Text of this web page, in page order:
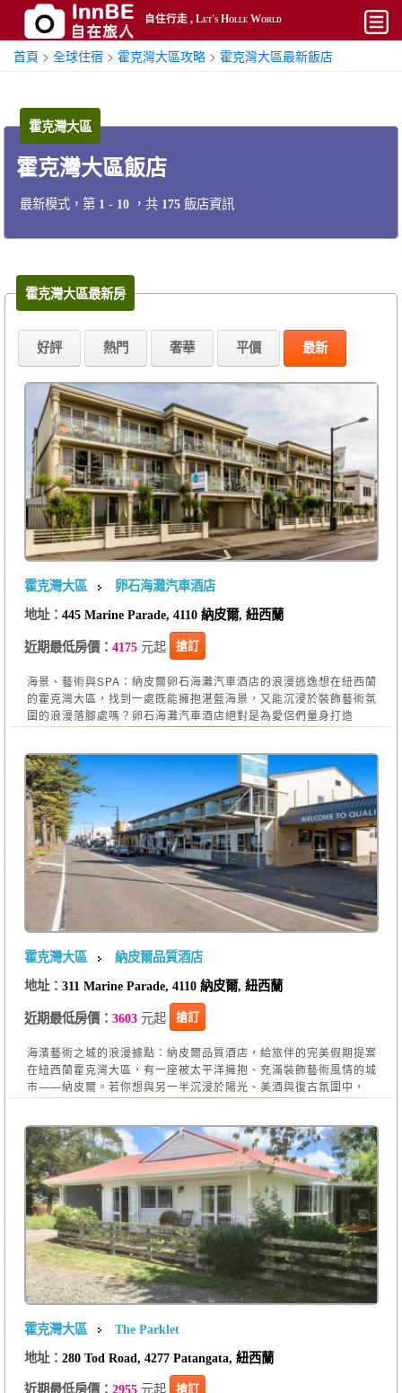
自住行走 , Let's Holle World
開始
熱門
奢華
帳號
首頁 > 全球住宿 > 霍克灣大區攻略 > 霍克灣大區最新飯店
霍克灣大區飯店
最新模式，第 1 - 10 ，共 175 飯店資訊
霍克灣大區
霍克灣大區最新房
好評 熱門 奢華 平價 最新
霍克灣大區
卵石海灘汽車酒店
地址： 445 Marine Parade, 4110 納皮爾, 紐西蘭
近期最低房價： 4175元起 搶訂
海景、藝術與SPA：納皮爾卵石海灘汽車酒店的浪漫逃逸想在紐西蘭
的霍克灣大區，找到一處既能擁抱湛藍海景，又能沉浸於裝飾藝術氛
圍的浪漫落腳處嗎？卵石海灘汽車酒店絕對是為愛侶們量身打造
霍克灣大區
納皮爾品質酒店
地址： 311 Marine Parade, 4110 納皮爾, 紐西蘭
近期最低房價： 3603元起 搶訂
海濱藝術之城的浪漫據點：納皮爾品質酒店，給旅伴的完美假期提案
在紐西蘭霍克灣大區，有一座被太平洋擁抱、充滿裝飾藝術風情的城
市——納皮爾。若你想與另一半沉浸於陽光、美酒與復古氛圍中，
霍克灣大區
The Parklet
地址： 280 Tod Road, 4277 Patangata, 紐西蘭
近期最低房價： 2955元起 搶訂